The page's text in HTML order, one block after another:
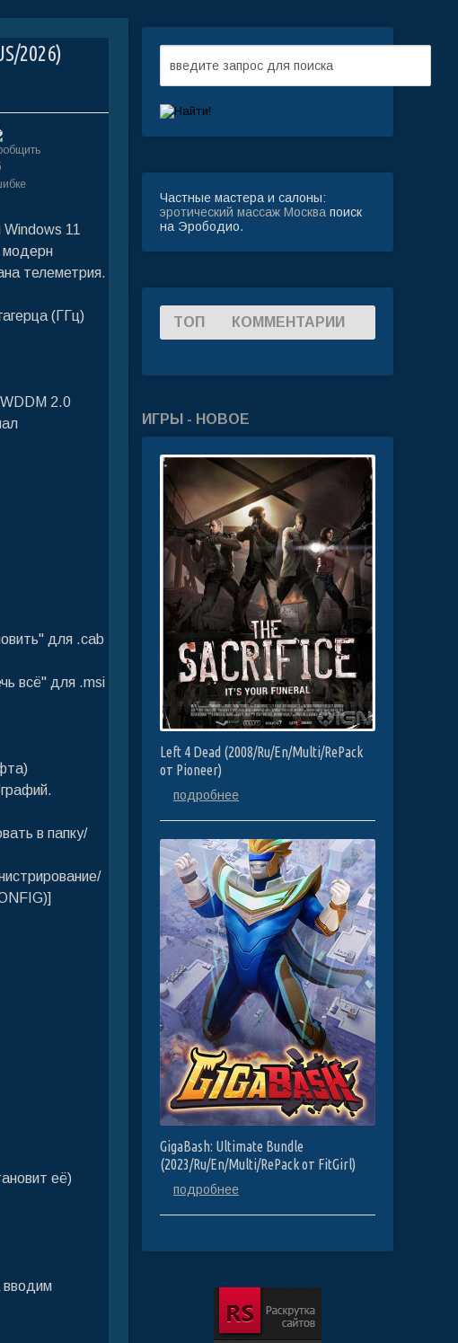
2026)
11
модерн
телеметрия.
(ГГц)
2.0
для .cab
всё" для .msi
в папку/
её)
вводим
Частные мастера и салоны:
эротический массаж Москва поиск
на Эрободио.
ТОП КОММЕНТАРИИ
ИГРЫ - НОВОЕ
Left 4 Dead (2008/Ru/En/Multi/RePack
от Pioneer)
подробнее
GigaBash: Ultimate Bundle
(2023/Ru/En/Multi/RePack от FitGirl)
подробнее